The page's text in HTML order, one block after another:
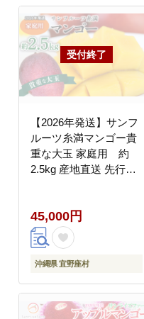
【2026年発送】サンフ
ルーツ糸満マンゴー貴
重な大玉 家庭用 約
2.5kg 産地直送 先行予
アップル アーウィン種
濃厚 デザート 贅沢 旬
の果物 甘い おすすめ
プレゼント 贈答 冷蔵
45,000円
沖縄県 宜野座村